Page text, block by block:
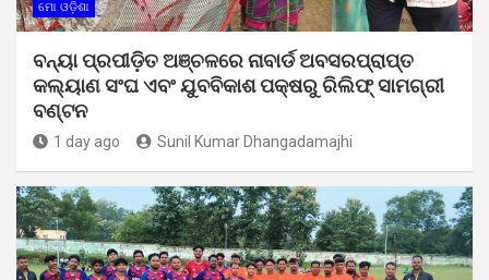
ମୋ ଓଡ଼ିଶା
ବନ୍ୟା ପ୍ରପୀଡ଼ିତ ଅଞ୍ଚଳରେ ନାବାର୍ଡ ଅବସରପ୍ରାପ୍ତ
କଲ୍ୟାଣ ସଂଘ ଏବଂ ଯୁବବିକାଶ ପକ୍ଷରୁ ରିଲିଫ୍ ସାମଗ୍ରୀ
ବଣ୍ଟନ
1 day ago Sunil Kumar Dhangadamajhi